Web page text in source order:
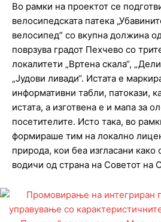
Во рамки на проектот се
велосипедската патека
велосипед” со вкупна должина
поврзува градот Пехчево со
локалитети „Вртена скала“,
„Јудови ливади“. Истата е
информативни табли, патокази,
истата, а изготвена е и мапа за
посетителите. Исто така, во
формираше тим на локално
природа, кои беа изгласани како
водичи од страна на Советот на